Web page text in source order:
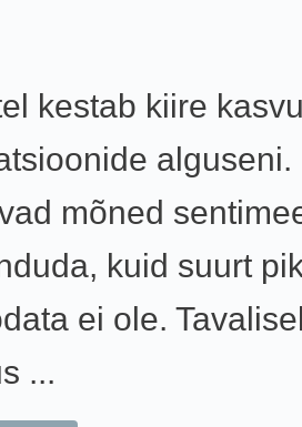
kestab kiire
alguseni.
mõned
kuid suurt
ei ole.
...